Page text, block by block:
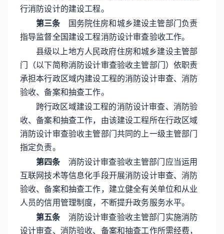
行消防设计的建设工程。
第三条国务院住房和城乡建设主管部门负责
指导监督全国建设工程消防设计审查验收工作。
县级以上地方人民政府住房和城乡建设主管部
门（以下简称消防设计审查验收主管部门）依职责
承担本行政区域内建设工程的消防设计审查、消防
验收、备案和抽查工作。
跨行政区域建设工程的消防设计审查、消防验
收、备案和抽查工作，由该建设工程所在行政区域
消防设计审查验收主管部门共同的上一级主管部门
指定负责。
第四条消防设计审查验收主管部门应当运用
互联网技术等信息化手段开展消防设计审查、消防
验收、备案和抽查工作，建立健全有关单位和从业
人员的信用管理制度，不断提升政务服务水平。
第五条消防设计审查验收主管部门实施消防
设计审查、消防验收、备案和抽查工作所需经费，